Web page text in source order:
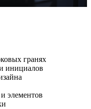
гранях
инициалов
элементов